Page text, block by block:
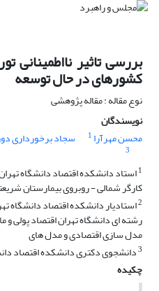
بررسی تاثیر
کشورهای در حال توسعه
نوع مقاله : مقاله پژوهشی
نویسندگان
محسن مهرآرا 1 سجاد برخورداری
3
1استاد دانشکده اقتصاد دانشگاه
کارگر شمالی - روبروی بیمارستان
2استادیار دانشکده اقتصاد دانشگاه
رشته ای دانشگاه تهران اقتصاد پولی
مدل سازی اقتصادی و مدل های
3دانشجوی دکتری دانشکده اقتصاد
چکیده